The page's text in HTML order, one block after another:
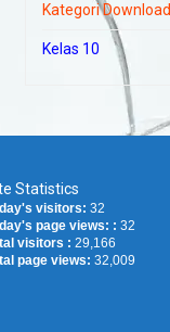
Kategori Download
Kelas 10
Statistics
visitors: 32
page views: : 32
visitors : 29,166
page views: 32,009